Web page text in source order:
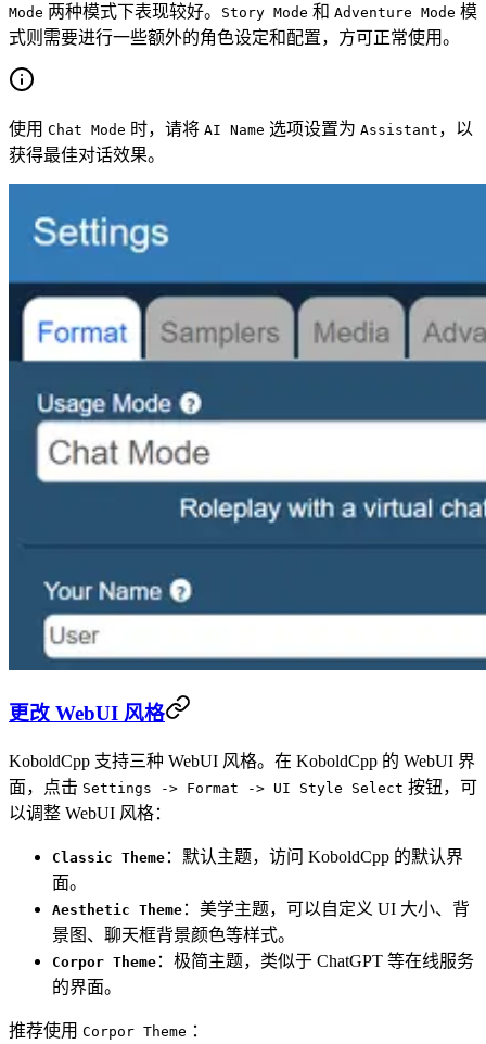
Mode 两种模式下表现较好。 Story Mode 和 Adventure Mode 模
式则需要进行一些额外的角色设定和配置，方可正常使用。
使用 Chat Mode 时，请将 AI Name 选项设置为 Assistant ，以
获得最佳对话效果。
更改 WebUI 风格
KoboldCpp 支持三种 WebUI 风格。在 KoboldCpp 的 WebUI 界
面，点击 Settings -> Format -> UI Style Select 按钮，可
以调整 WebUI 风格：
Classic Theme ：默认主题，访问 KoboldCpp 的默认界
面。
Aesthetic Theme ：美学主题，可以自定义 UI 大小、背
景图、聊天框背景颜色等样式。
Corpor Theme ：极简主题，类似于 ChatGPT 等在线服务
的界面。
推荐使用 Corpor Theme ：